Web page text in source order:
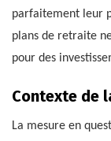
parfaitement leur
plans de retraite
pour des
Contexte de
La mesure en